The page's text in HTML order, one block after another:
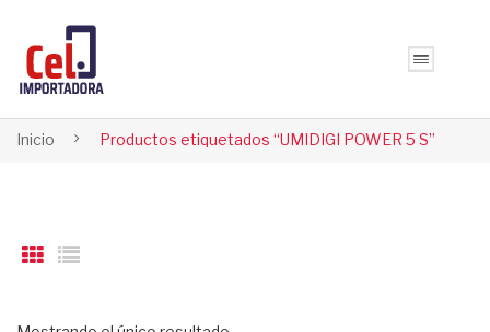
Inicio Productos etiquetados “UMIDIGI POWER 5 S”